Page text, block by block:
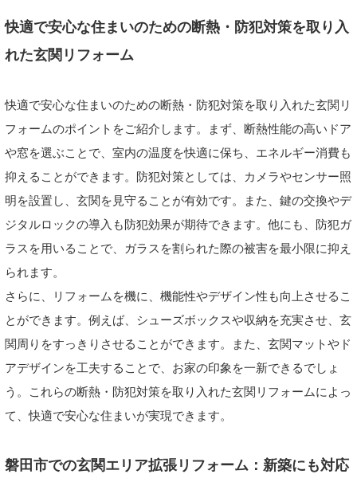
快適で安心な住まいのための断熱・防犯対策を取り入
れた玄関リフォーム
快適で安心な住まいのための断熱・防犯対策を取り入れた玄関リ
フォームのポイントをご紹介します。まず、断熱性能の高いドア
や窓を選ぶことで、室内の温度を快適に保ち、エネルギー消費も
抑えることができます。防犯対策としては、カメラやセンサー照
明を設置し、玄関を見守ることが有効です。また、鍵の交換やデ
ジタルロックの導入も防犯効果が期待できます。他にも、防犯ガ
ラスを用いることで、ガラスを割られた際の被害を最小限に抑え
られます。
さらに、リフォームを機に、機能性やデザイン性も向上させるこ
とができます。例えば、シューズボックスや収納を充実させ、玄
関周りをすっきりさせることができます。また、玄関マットやド
アデザインを工夫することで、お家の印象を一新できるでしょ
う。これらの断熱・防犯対策を取り入れた玄関リフォームによっ
て、快適で安心な住まいが実現できます。
磐田市での玄関エリア拡張リフォーム：新築にも対応